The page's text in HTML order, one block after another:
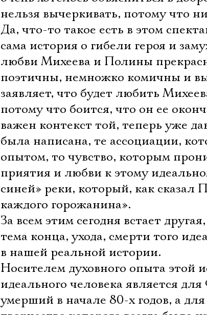
нельзя вычеркивать, потому что
Да, что-то такое есть в этом
сама история о гибели героя и
любви Михеева и Полины
поэтичны, немножко комичны и
заявляет, что будет любить
потому что боится, что он ее
важен контекст той, теперь уже
была написана, те ассоциации,
опытом, то чувство, которым
приятия и любви к этому
синей» реки, который, как
каждого горожанина».
За всем этим сегодня встает
тема конца, ухода, смерти того
в нашей реальной истории.
Носителем духовного опыта этой
идеального человека является
умерший в начале 80-х годов, а